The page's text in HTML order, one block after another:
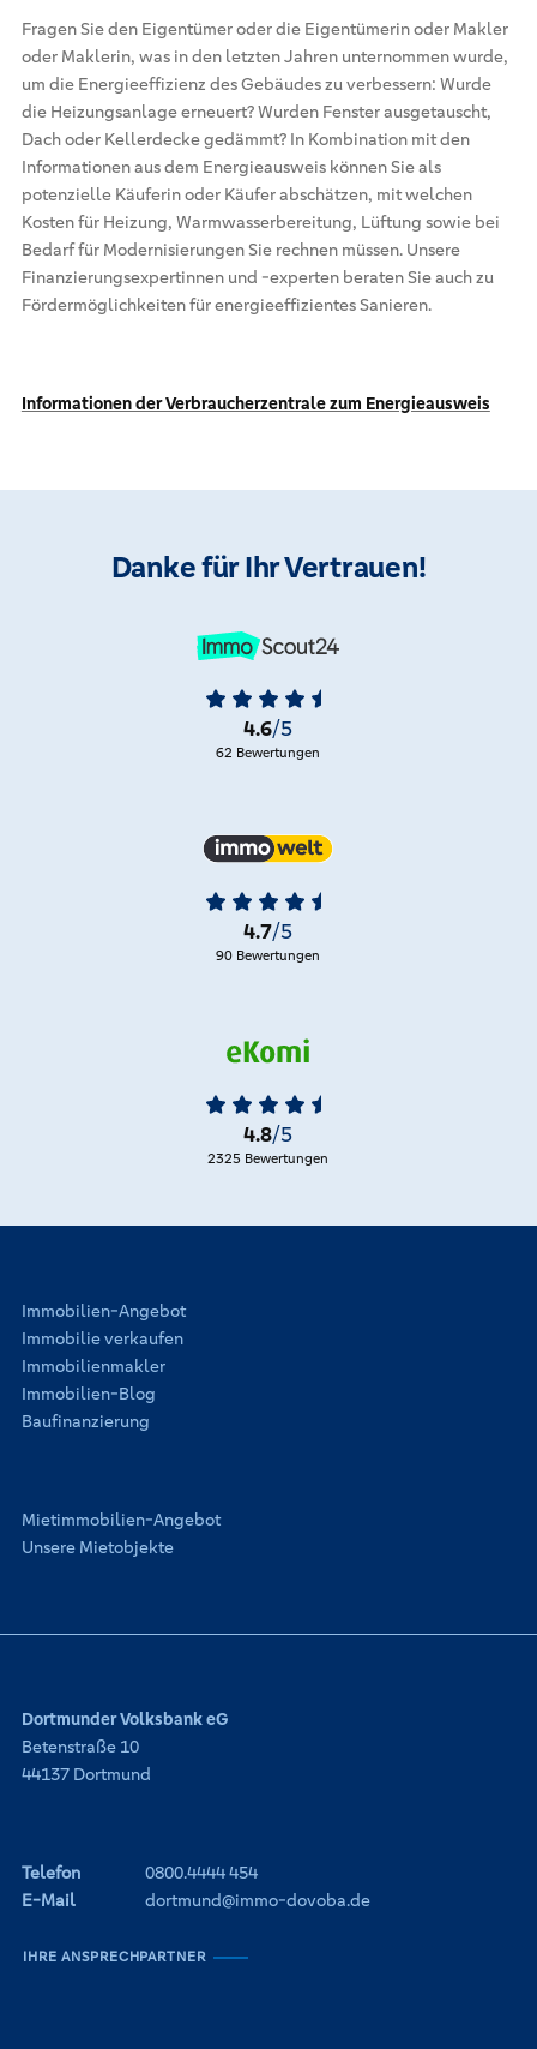
Fragen Sie den Eigentümer oder die Eigentümerin oder Makler
oder Maklerin, was in den letzten Jahren unternommen wurde,
um die Energieeffizienz des Gebäudes zu verbessern: Wurde
die Heizungsanlage erneuert? Wurden Fenster ausgetauscht,
Dach oder Kellerdecke gedämmt? In Kombination mit den
Informationen aus dem Energieausweis können Sie als
potenzielle Käuferin oder Käufer abschätzen, mit welchen
Kosten für Heizung, Warmwasserbereitung, Lüftung sowie bei
Bedarf für Modernisierungen Sie rechnen müssen. Unsere
Finanzierungsexpertinnen und -experten beraten Sie auch zu
Fördermöglichkeiten für energieeffizientes Sanieren.
Informationen der Verbraucherzentrale zum Energieausweis
Danke für Ihr Vertrauen!
4.6/5
62 Bewertungen
4.7/5
90 Bewertungen
4.8/5
2325 Bewertungen
Immobilien-Angebot
Immobilie verkaufen
Immobilienmakler
Immobilien-Blog
Baufinanzierung
Mietimmobilien-Angebot
Unsere Mietobjekte
Dortmunder Volksbank eG
Betenstraße 10
44137 Dortmund
Telefon
0800.4444 454
E-Mail
dortmund@immo-dovoba.de
IHRE ANSPRECHPARTNER